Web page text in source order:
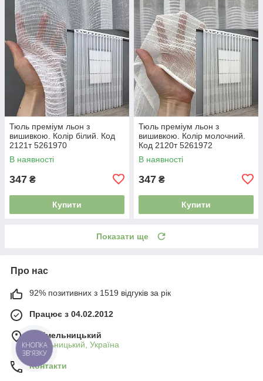
Тюль преміум льон з
вишивкою. Колір білий. Код
2121т 5261970
В наявності
347 ₴
Купити
Тюль преміум льон з
вишивкою. Колір молочний.
Код 2120т 5261972
В наявності
347 ₴
Купити
Показати ще
Про нас
92% позитивних з 1519 відгуків за рік
Працює з 04.02.2012
м. Хмельницький
Хмельницький, Україна
Контакти
КНОПКА
ЗВ'ЯЗКУ